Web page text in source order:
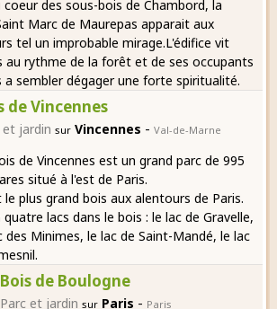
coeur des sous-bois de Chambord, la
Marc de Maurepas apparait aux
tel un improbable mirage.L'édifice vit
au rythme de la forêt et de ses occupants
a sembler dégager une forte spiritualité.
de Vincennes
et jardin sur Vincennes -Val-de-Marne
de Vincennes est un grand parc de 995
situé à l'est de Paris.
le plus grand bois aux alentours de Paris.
quatre lacs dans le bois : le lac de Gravelle,
des Minimes, le lac de Saint-Mandé, le lac
Bois de Boulogne
Parc et jardin sur Paris - Paris